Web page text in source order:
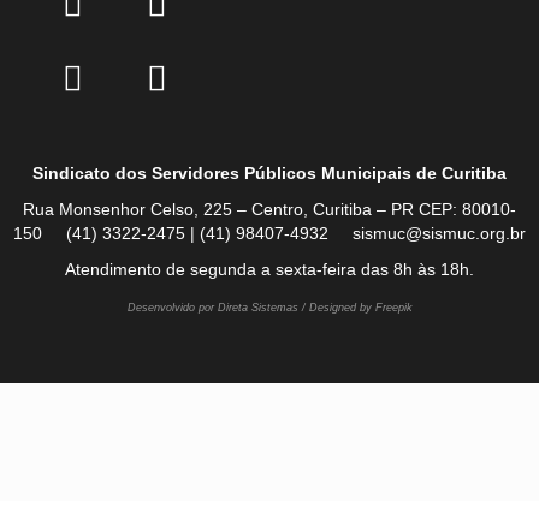
Sindicato dos Servidores Públicos Municipais de Curitiba
Rua Monsenhor Celso, 225 – Centro, Curitiba – PR CEP: 80010-
150 (41) 3322-2475 | (41) 98407-4932 sismuc@sismuc.org.br
Atendimento de segunda a sexta-feira das 8h às 18h.
Desenvolvido por Direta Sistemas / Designed by Freepik